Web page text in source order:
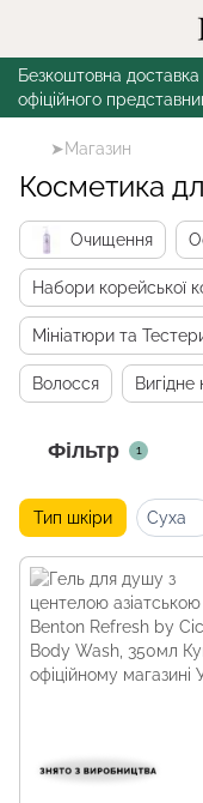
Безкоштовна
офіційного
➤Магазин
Косметика
Очищення
Набори корейської
Мініатюри та
Волосся Вигідне
Фільтр 1
Тип шкіри Суха